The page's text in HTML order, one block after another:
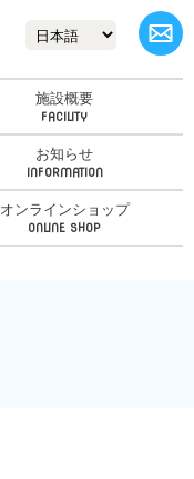
施設概要
お知らせ
オンラインショップ